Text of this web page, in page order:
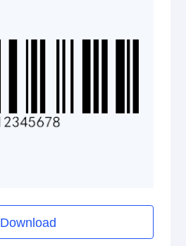
Download